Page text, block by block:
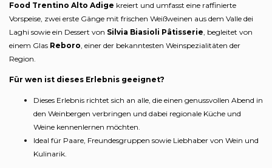
Food Trentino Alto Adige kreiert und umfasst eine raffinierte
Vorspeise, zwei erste Gänge mit frischen Weißweinen aus dem Valle dei
Laghi sowie ein Dessert von Silvia Biasioli Pâtisserie, begleitet von
einem Glas Reboro, einer der bekanntesten Weinspezialitäten der
Region.
Für wen ist dieses Erlebnis geeignet?
Dieses Erlebnis richtet sich an alle, die einen genussvollen Abend in
den Weinbergen verbringen und dabei regionale Küche und
Weine kennenlernen möchten.
Ideal für Paare, Freundesgruppen sowie Liebhaber von Wein und
Kulinarik.